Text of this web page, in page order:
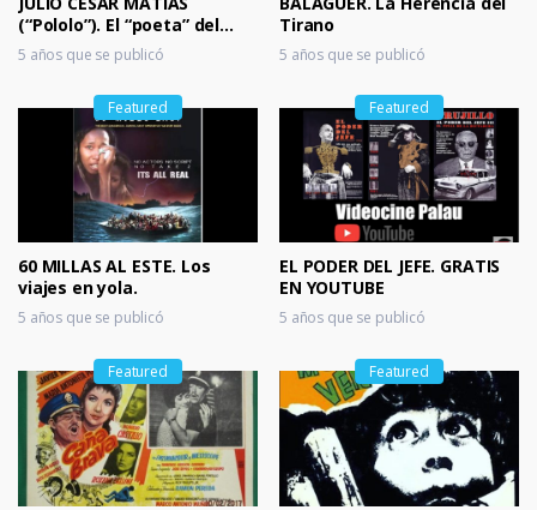
k
m
ar
ks
(“Pololo”). El “poeta” del
humor.
5 años que se publicó
Tirano
5 años que se publicó
Featured
60 MILLAS AL ESTE. Los
viajes en yola.
5 años que se publicó
Featured
EL PODER DEL JEFE. GRATIS
EN YOUTUBE
5 años que se publicó
Featured Featured